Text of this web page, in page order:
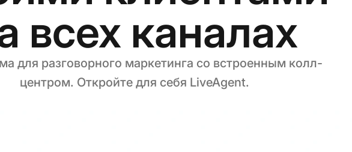
всех каналах
для разговорного маркетинга со встроенным колл-
центром. Откройте для себя LiveAgent.